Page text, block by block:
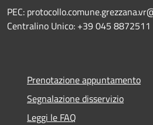
PEC:
Centralino Unico: +39 045 8872511
Prenotazione appuntamento
Segnalazione disservizio
Leggi le FAQ